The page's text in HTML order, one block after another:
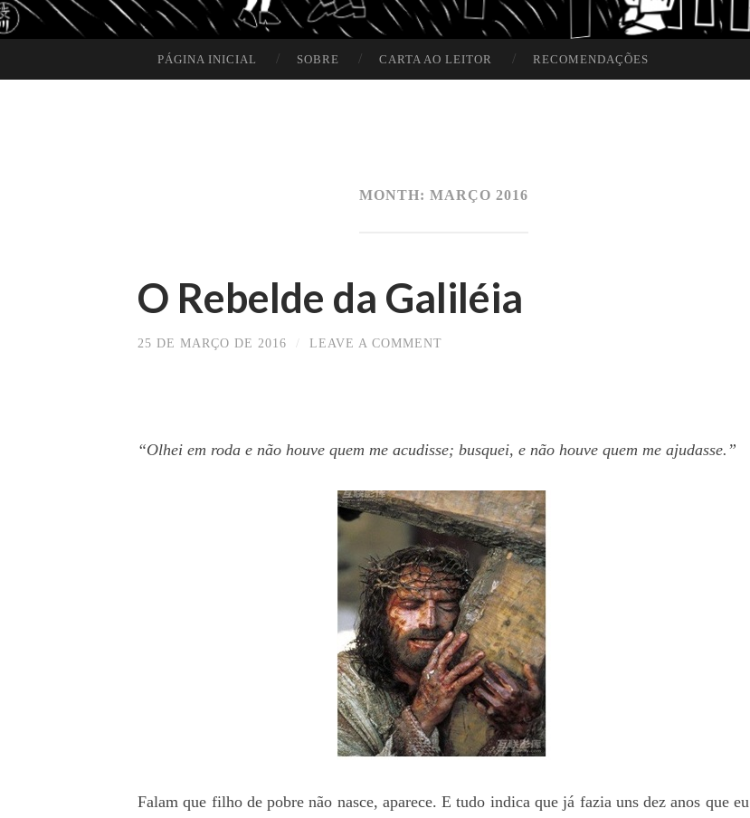
PÁGINA INICIAL SOBRE CARTA AO LEITOR RECOMENDAÇÕES
MONTH: MARÇO 2016
O Rebelde da Galiléia
25 DE MARÇO DE 2016 LEAVE A COMMENT
“Olhei em roda e não houve quem me acudisse; busquei, e não houve quem me ajudasse.”
Falam que filho de pobre não nasce, aparece. E tudo indica que já fazia uns dez anos que eu